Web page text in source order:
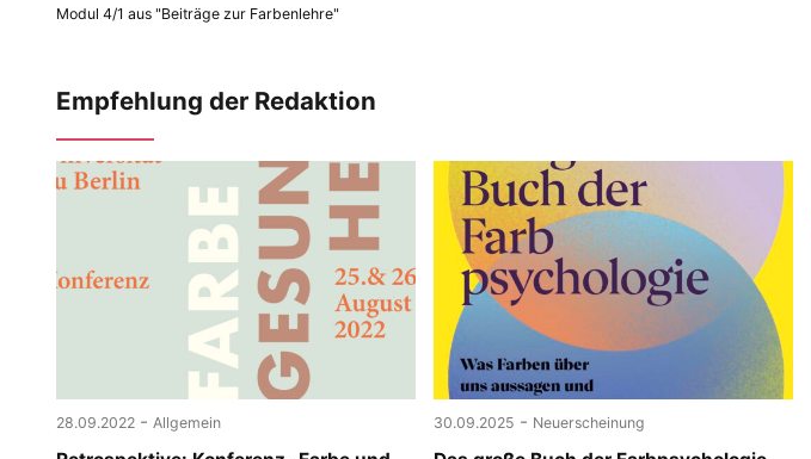
Modul 4/1 aus "Beiträge zur Farbenlehre"
Empfehlung der Redaktion
28.09.2022 - Allgemein 30.09.2025 - Neuerscheinung